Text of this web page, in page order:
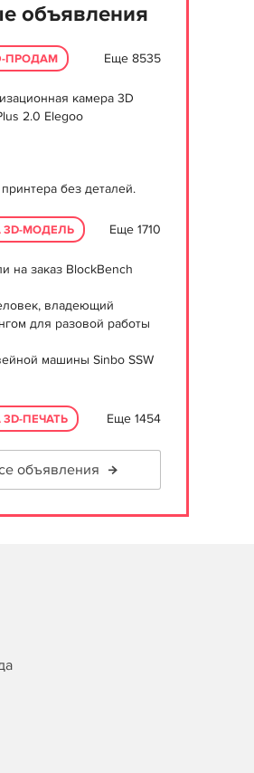
объявления
ПРОДАМ Еще 8535
камера 3D
2.0 Elegoo
без деталей.
МОДЕЛЬ Еще 1710
на заказ BlockBench
владеющий
для разовой работы
машины Sinbo SSW
ПЕЧАТЬ Еще 1454
объявления